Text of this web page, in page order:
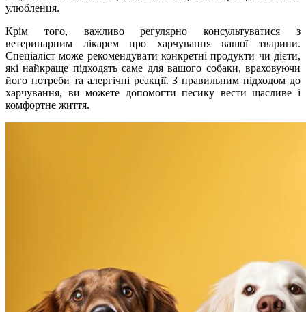
улюбленця.
Крім того, важливо регулярно консультуватися з
ветеринарним лікарем про харчування вашої тварини.
Спеціаліст може рекомендувати конкретні продукти чи дієти,
які найкраще підходять саме для вашого собаки, враховуючи
його потреби та алергічні реакції. З правильним підходом до
харчування, ви можете допомогти песику вести щасливе і
комфортне життя.